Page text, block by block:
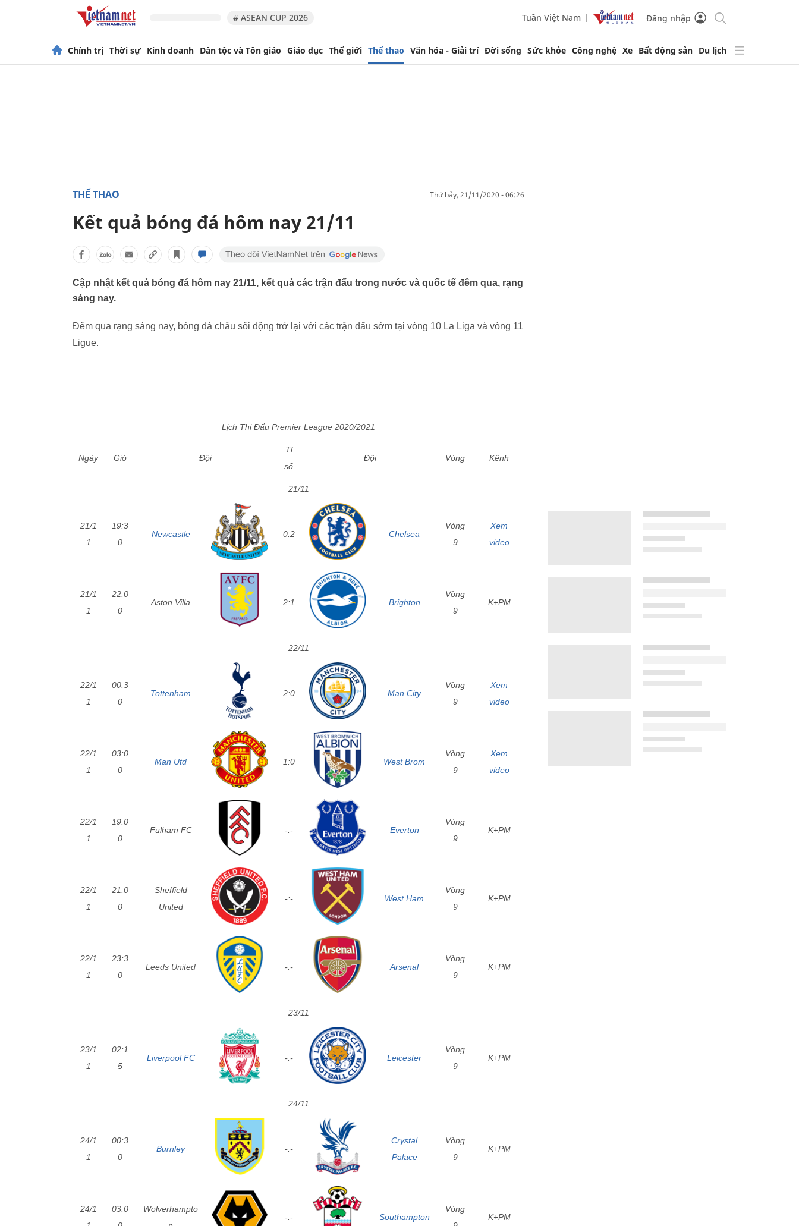
# ASEAN CUP 2026 Tuần Việt Nam Đăng nhập
Chính trị Thời sự Kinh doanh Dân tộc và Tôn giáo Giáo dục Thế giới Thể thao Văn hóa - Giải trí Đời sống Sức khỏe Công nghệ Xe Bất động sản Du lịch
THỂ THAO thứ bảy, 21/11/2020 - 06:26
Kết quả bóng đá hôm nay 21/11
Cập nhật kết quả bóng đá hôm nay 21/11, kết quả các trận đấu trong nước và quốc tế đêm qua, rạng
sáng nay.
Đêm qua rạng sáng nay, bóng đá châu sôi động trở lại với các trận đấu sớm tại vòng 10 La Liga và vòng 11
Ligue.
Lịch Thi Đấu Premier League 2020/2021
Ngày Giờ Đội
Tỉ
số
Đội Vòng Kênh
21/11
21/1
1
19:3
0
Newcastle 0:2 Chelsea
Vòng
9
Xem
video
21/1
1
22:0
0
Aston Villa 2:1 Brighton
Vòng
9
K+PM
22/11
22/1
1
00:3
0
Tottenham 2:0 Man City
Vòng
9
Xem
video
22/1
1
03:0
0
Man Utd 1:0 West Brom
Vòng
9
Xem
video
22/1
1
19:0
0
Fulham FC -:- Everton
Vòng
9
K+PM
22/1
1
21:0
0
Sheffield
United
-:- West Ham
Vòng
9
K+PM
22/1
1
23:3
0
Leeds United -:- Arsenal
Vòng
9
K+PM
23/11
23/1
1
02:1
5
Liverpool FC -:- Leicester
Vòng
9
K+PM
24/11
24/1
1
00:3
0
Burnley -:-
Crystal
Palace
Vòng
9
K+PM
24/1
03:0
Wolverhampto
-:- Southampton
Vòng
K+PM